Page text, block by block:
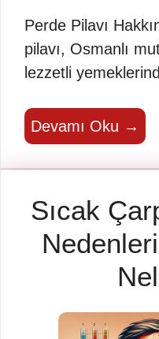
Perde Pilavı
pilavı, Osmanlı
lezzetli
Devamı Oku →
Sıcak